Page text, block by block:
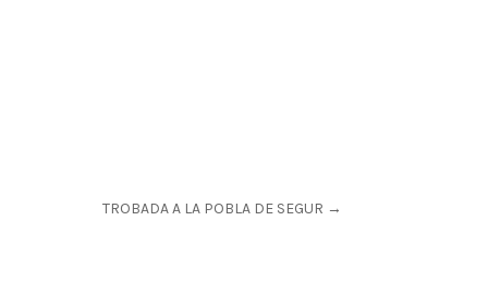
TROBADA A LA POBLA DE SEGUR →